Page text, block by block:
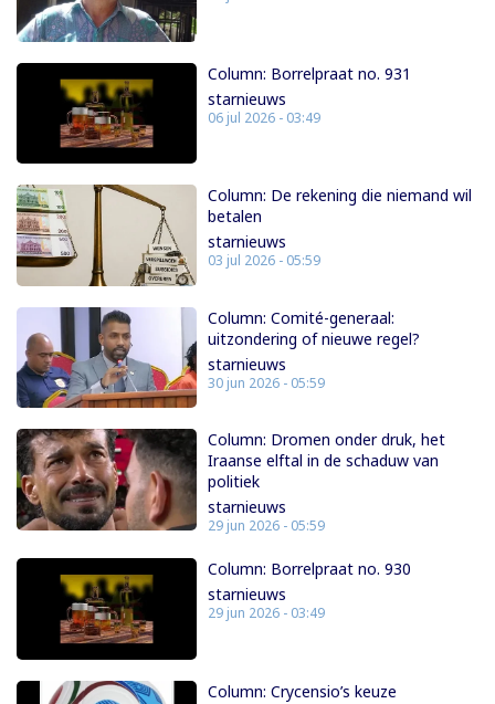
Column: Borrelpraat no. 931
starnieuws
06 jul 2026 - 03:49
Column: De rekening die niemand wil
betalen
starnieuws
03 jul 2026 - 05:59
Column: Comité-generaal:
uitzondering of nieuwe regel?
starnieuws
30 jun 2026 - 05:59
Column: Dromen onder druk, het
Iraanse elftal in de schaduw van
politiek
starnieuws
29 jun 2026 - 05:59
Column: Borrelpraat no. 930
starnieuws
29 jun 2026 - 03:49
Column: Crycensio’s keuze